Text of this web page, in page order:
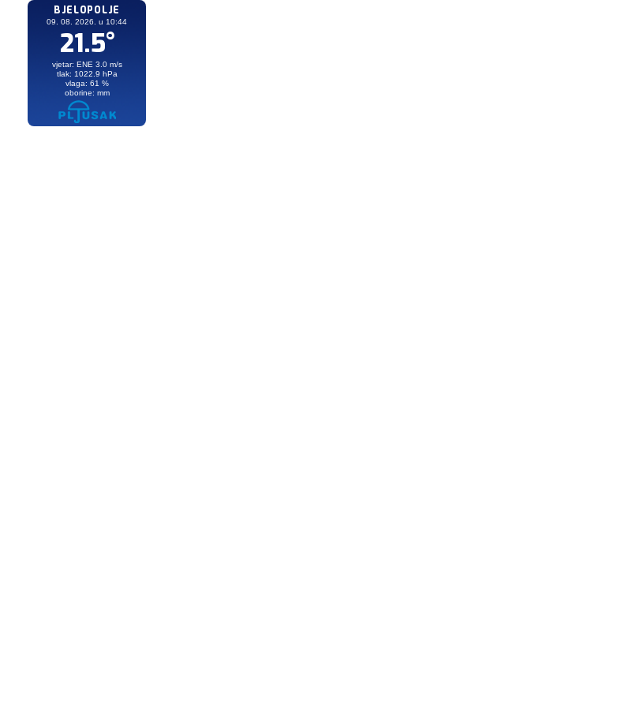
BJELOPOLJE
09. 08. 2026. u 10:44
21.5°
vjetar: ENE 3.0 m/s
tlak: 1022.9 hPa
vlaga: 61 %
oborine: mm